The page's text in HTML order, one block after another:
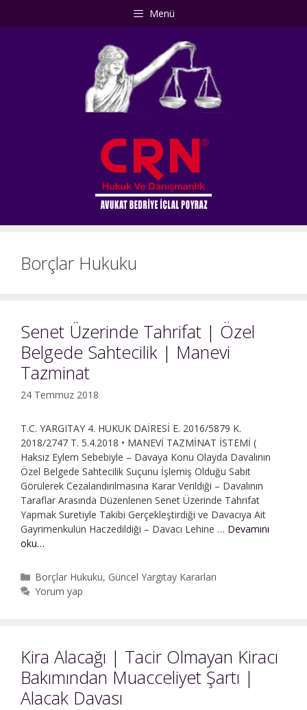
Menü
Borçlar Hukuku
Senet Üzerinde Tahrifat | Özel
Belgede Sahtecilik | Manevi
Tazminat
24 Temmuz 2018
T.C. YARGITAY 4. HUKUK DAİRESİ E. 2016/5879 K.
2018/2747 T. 5.4.2018 • MANEVİ TAZMİNAT İSTEMİ (
Haksız Eylem Sebebiyle – Davaya Konu Olayda Davalının
Özel Belgede Sahtecilik Suçunu İşlemiş Olduğu Sabit
Görülerek Cezalandırılmasına Karar Verildiği – Davalının
Taraflar Arasında Düzenlenen Senet Üzerinde Tahrifat
Yapmak Suretiyle Takibi Gerçekleştirdiği ve Davacıya Ait
Gayrimenkulün Haczedildiği – Davacı Lehine … Devamını
oku…
Tahrifat
Manevi
Tazminat
Kategoriler
Borçlar Hukuku, Güncel Yargıtay Kararları
Yorum yap
Kira Alacağı | Tacir Olmayan Kiracı
Bakımından Muacceliyet Şartı |
Alacak Davası